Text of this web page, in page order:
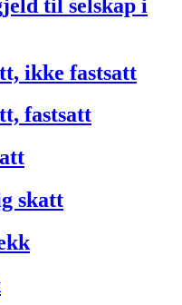
til selskap i
ikke fastsatt
fastsatt
skatt